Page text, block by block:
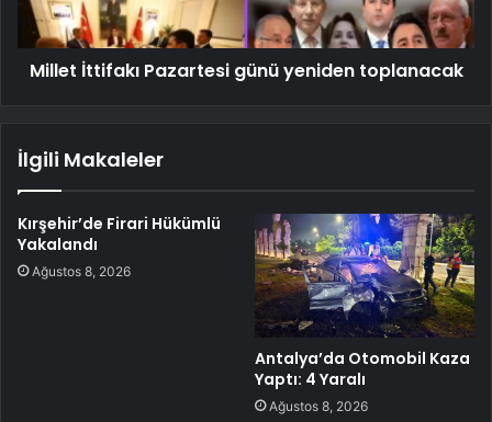
Millet İttifakı Pazartesi günü yeniden toplanacak
İlgili Makaleler
Kırşehir’de Firari Hükümlü
Yakalandı
Ağustos 8, 2026
Antalya’da Otomobil Kaza
Yaptı: 4 Yaralı
Ağustos 8, 2026